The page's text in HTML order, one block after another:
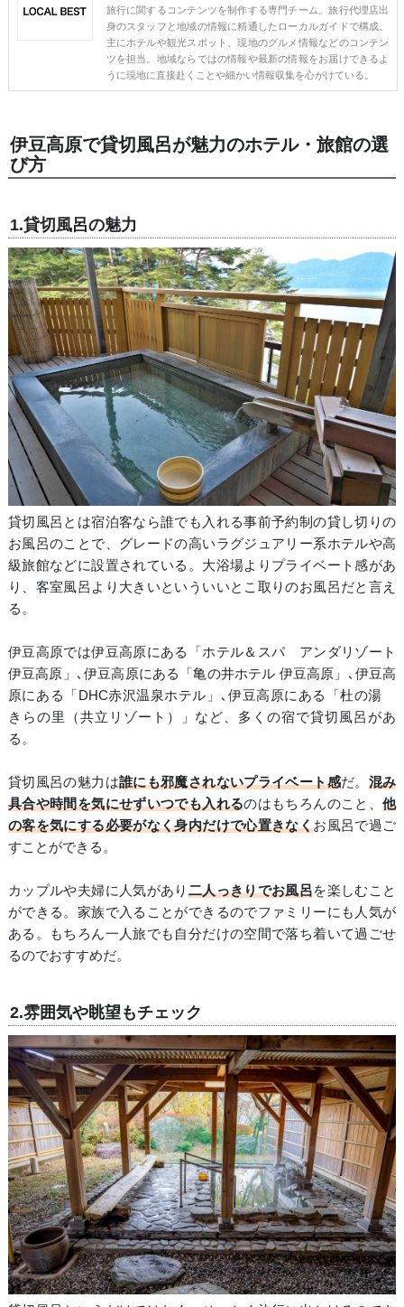
旅行に関するコンテンツを制作する専門チーム。旅行代理店出
身のスタッフと地域の情報に精通したローカルガイドで構成。
主にホテルや観光スポット、現地のグルメ情報などのコンテン
ツを担当。地域ならではの情報や最新の情報をお届けできるよ
うに現地に直接赴くことや細かい情報収集を心がけている。
伊豆高原で貸切風呂が魅力のホテル・旅館の選
び方
1.貸切風呂の魅力
貸切風呂とは宿泊客なら誰でも入れる事前予約制の貸し切りの
お風呂のことで、グレードの高いラグジュアリー系ホテルや高
級旅館などに設置されている。大浴場よりプライベート感があ
り、客室風呂より大きいといういいとこ取りのお風呂だと言え
る。
伊豆高原では伊豆高原にある「ホテル＆スパ アンダリゾート
伊豆高原」､伊豆高原にある「亀の井ホテル 伊豆高原」､伊豆高
原にある「DHC赤沢温泉ホテル」､伊豆高原にある「杜の湯
きらの里（共立リゾート）」など、多くの宿で貸切風呂があ
る。
貸切風呂の魅力は誰にも邪魔されないプライベート感だ。 混み
具合や時間を気にせずいつでも入れるのはもちろんのこと、他
の客を気にする必要がなく身内だけで心置きなくお風呂で過ご
すことができる。
カップルや夫婦に人気があり 二人っきりでお風呂を楽しむこと
ができる。家族で入ることができるのでファミリーにも人気が
ある。もちろん一人旅でも自分だけの空間で落ち着いて過ごせ
るのでおすすめだ。
2.雰囲気や眺望もチェック